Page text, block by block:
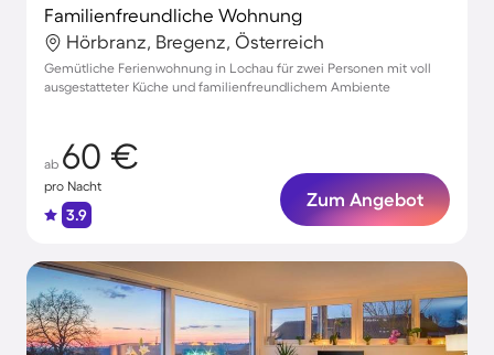
Familienfreundliche Wohnung
Hörbranz, Bregenz, Österreich
Gemütliche Ferienwohnung in Lochau für zwei Personen mit voll
ausgestatteter Küche und familienfreundlichem Ambiente
ab 60 €
pro Nacht
3.9
Zum Angebot